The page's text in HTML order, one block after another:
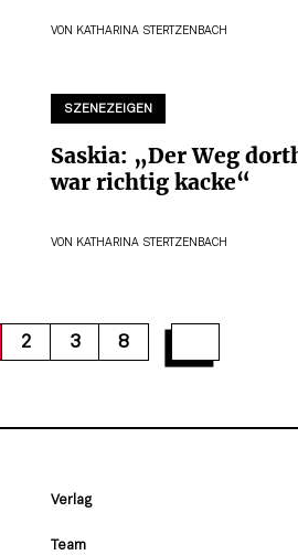
VON KATHARINA STERTZENBACH
SZENEZEIGEN
Saskia: „Der Weg
war richtig kacke“
VON KATHARINA STERTZENBACH
2 3 8
Verlag
Team